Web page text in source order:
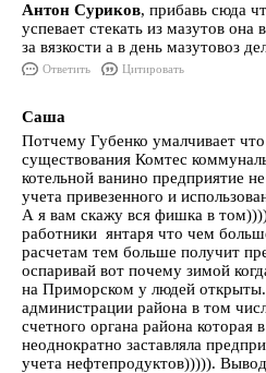
Антон Суриков, прибавь сюда
успевает стекать из мазутов она
за вязкости а в день мазутовоз
Ответить Цитировать
Саша
Потчему Губенко умалчивает что
существования Комтес
котельной ванино предприятие
учета привезенного и
А я вам скажу вся фишка в
работники янтаря что чем
расчетам тем больше получит
оспаривай вот почему зимой
на Приморском у людей открыты.
администрации района в том
счетного органа района которая
неоднократно заставляла
учета нефтепродуктов))))).